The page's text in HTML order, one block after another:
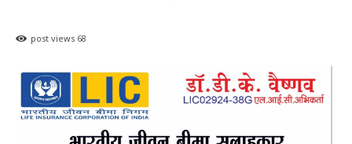
post views